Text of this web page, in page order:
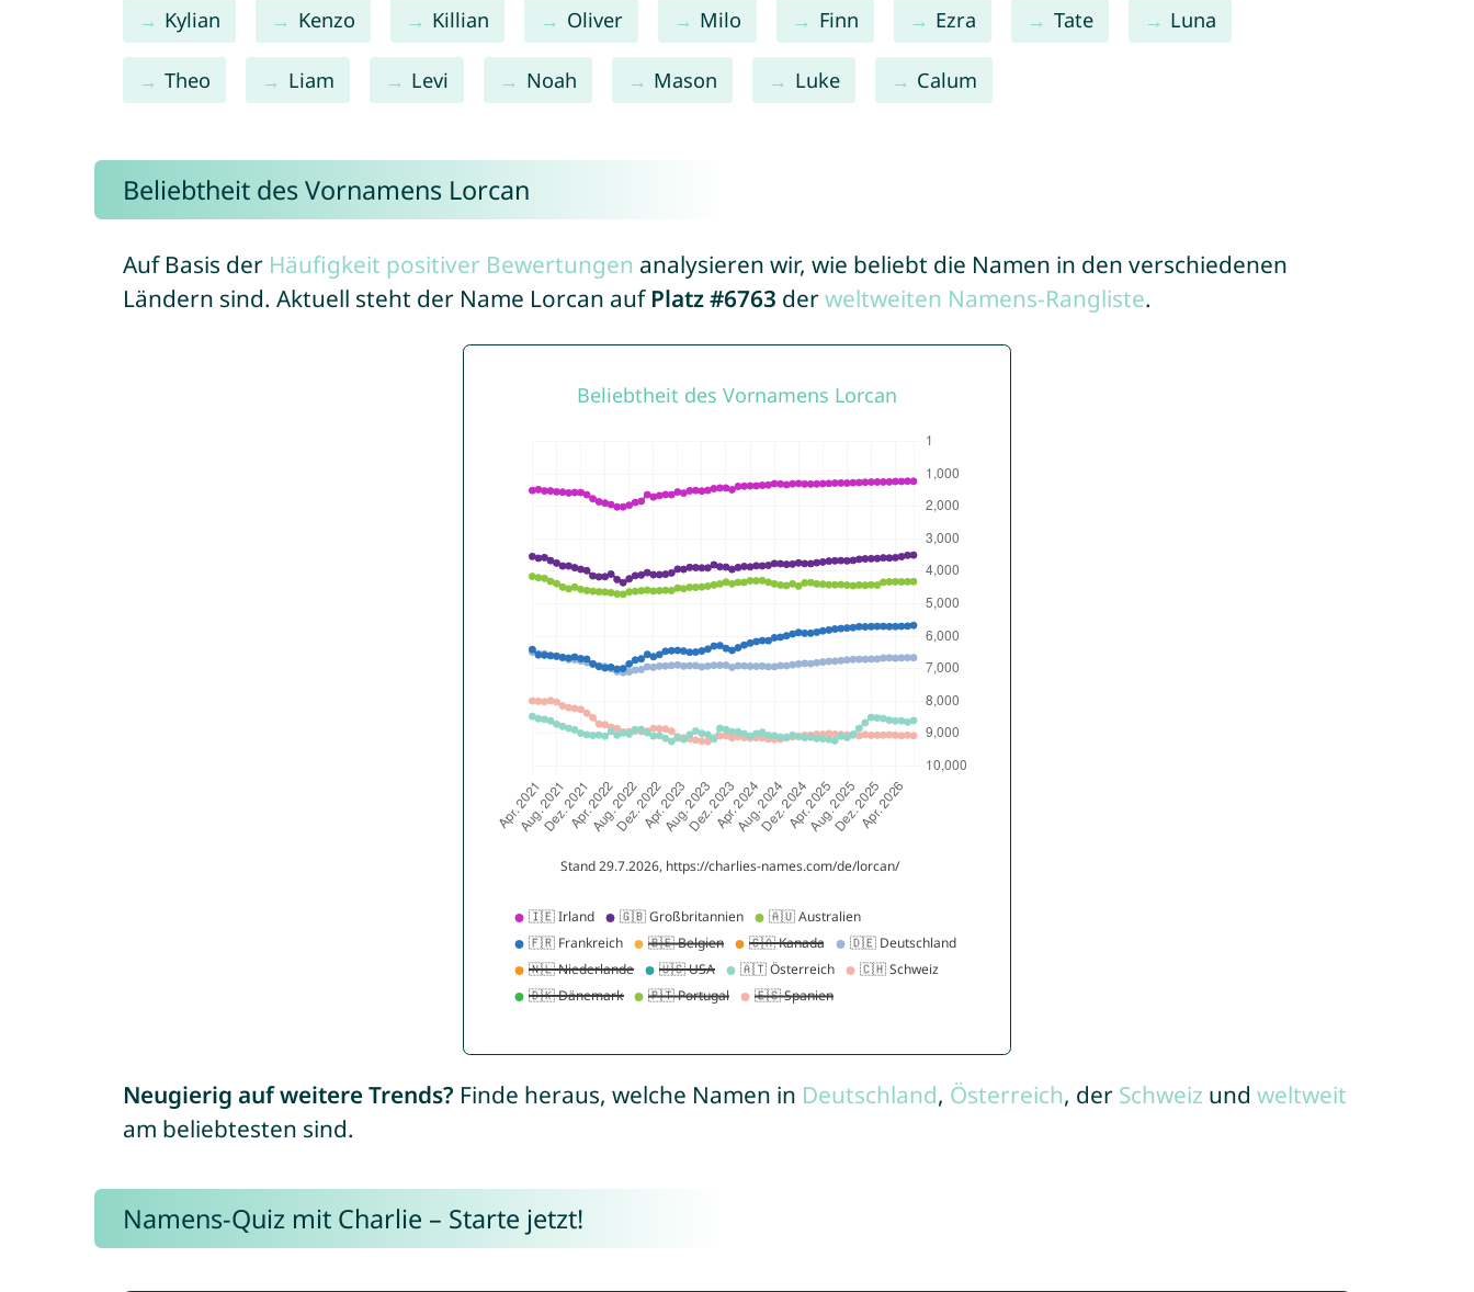
Kylian Kenzo Killian Oliver Milo Finn Ezra Tate Luna
Theo Liam Levi Noah Mason Luke Calum
Beliebtheit des Vornamens Lorcan
Auf Basis der Häufigkeit positiver Bewertungen analysieren wir, wie beliebt die Namen in den verschiedenen
Ländern sind. Aktuell steht der Name Lorcan auf Platz #6763 derweltweiten Namens-Rangliste.
Neugierig auf weitere Trends? Finde heraus, welche Namen in Deutschland, Österreich, der Schweiz und weltweit
am beliebtesten sind.
Namens-Quiz mit Charlie – Starte jetzt!